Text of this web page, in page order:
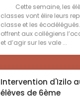
Cette semaine, les
classes vont élire leurs
classe et les
offrent aux collégiens
et d’agir sur les vale ...
Intervention d'Izilo
élèves de 6ème